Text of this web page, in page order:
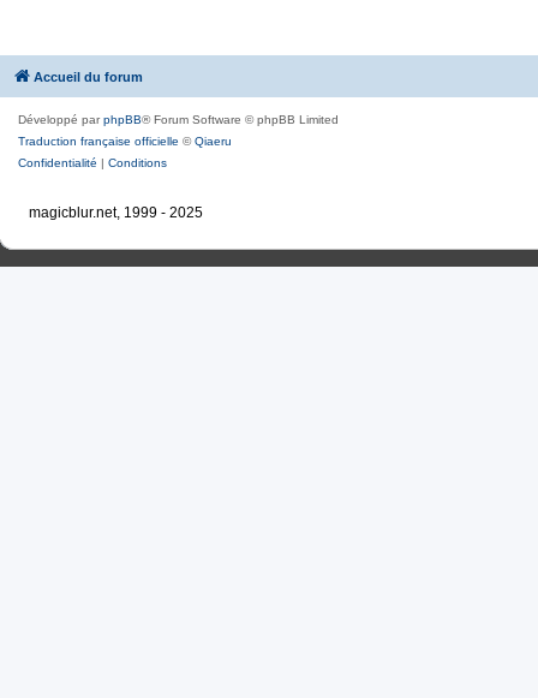
Accueil du forum
Développé parphpBB® Forum Software © phpBB Limited
Traduction française officielle ©Qiaeru
Confidentialité | Conditions
magicblur.net, 1999 - 2025